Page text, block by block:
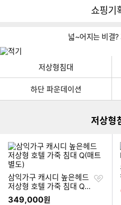
다나와
쇼핑기
넓~어지는 비결?
저상형침대
하단 파운데이션
저상형
삼익가구 캐시디 높은헤드
저상형 호텔 가죽 침대 Q
(매트별도)
349,000원
찜